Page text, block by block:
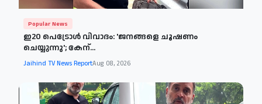
Popular News
ഇ20 പെട്രോള്‍ വിവാദം: 'ജനങ്ങളെ ചൂഷണം
ചെയ്യുന്നു'; കേന്...
Jaihind TV News ReportAug 08, 2026